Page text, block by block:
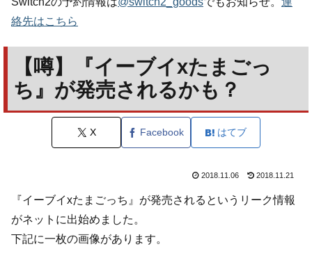
絡先はこちら
【噂】『イーブイxたまごっ
ち』が発売されるかも？
X Facebook はてブ
2018.11.06 2018.11.21
『イーブイxたまごっち』が発売されるというリーク情報
がネットに出始めました。
下記に一枚の画像があります。